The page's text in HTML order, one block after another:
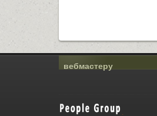
вебмастеру